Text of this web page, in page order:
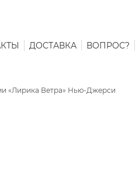
ДОСТАВКА ВОПРОС?
«Лирика Ветра» Нью-Джерси